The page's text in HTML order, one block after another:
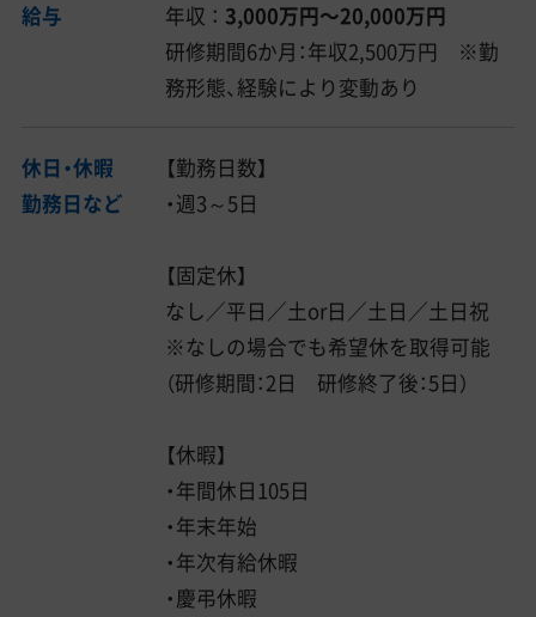
給与 年収 ： 3,000万円〜20,000万円
研修期間6か月：年収2,500万円 ※勤
務形態、経験により変動あり
休日・休暇
勤務日など
【勤務日数】
・週3～5日
【固定休】
なし／平日／土or日／土日／土日祝
※なしの場合でも希望休を取得可能
（研修期間：2日 研修終了後：5日）
【休暇】
・年間休日105日
・年末年始
・年次有給休暇
・慶弔休暇